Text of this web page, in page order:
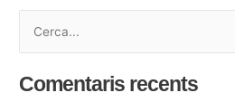
rComentaris recents